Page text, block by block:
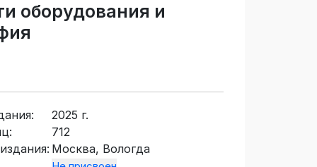
оборудования и
2025 г.
712
Москва, Вологда